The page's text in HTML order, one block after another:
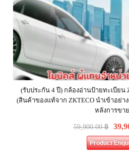
(รับประกัน 4 ปี) กล้องอ่านป้ายทะเบียน
(สินค้าของแท้จาก ZKTECO นำเข้าอย่
หลังการขา
59,900.00฿
Product